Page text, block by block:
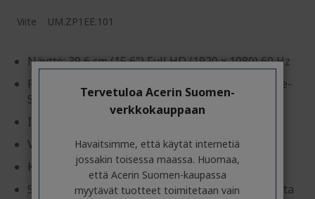
Viite UM.ZP1EE.101
Näyttö: 39,6 cm (15,6") Full HD (1920 x 1080) 60 Hz
Paneeliteknologia: IPS (172°x178°) AMD Adaptive-
Sync
Inputs: 1 x HDMI, 2 x USB tyyppi C
Vastausaika: 4 ms (GTG)
Kirkkaus: 250 cd/m²
Saa virtansa suoraan kannettavasta tietokoneesta
Tervetuloa Acerin Suomen-
verkkokauppaan
Havaitsimme, että käytät internetiä
jossakin toisessa maassa. Huomaa,
että Acerin Suomen-kaupassa
myytävät tuotteet toimitetaan vain